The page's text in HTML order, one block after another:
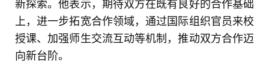
上，进一步拓宽合作领域，通过国际组织官员来校
授课、加强师生交流互动等机制，推动双方合作迈
向新台阶。